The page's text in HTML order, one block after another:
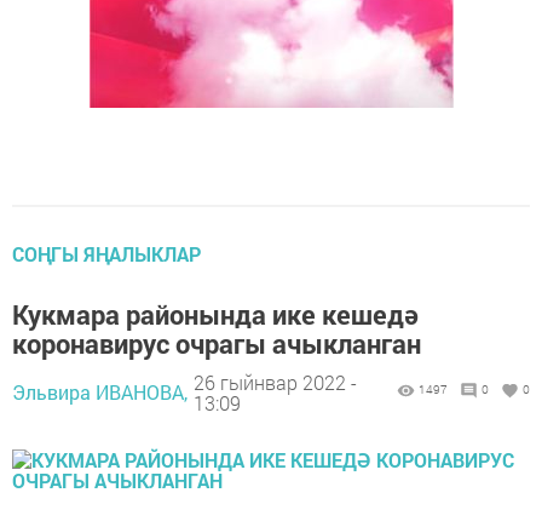
СОҢГЫ ЯҢАЛЫКЛАР
Кукмара районында ике кешедә
коронавирус очрагы ачыкланган
Эльвира ИВАНОВА, 26 гыйнвар 2022 -
13:09
1497 0 0